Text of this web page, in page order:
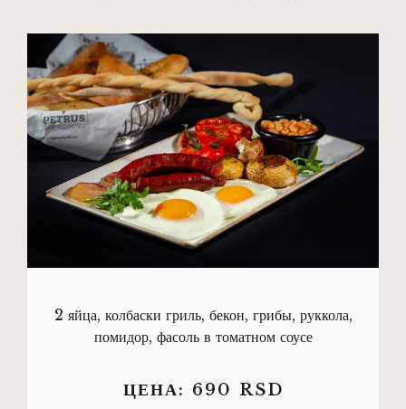
2 яйца, колбаски гриль, бекон, грибы, руккола,
помидор, фасоль в томатном соусе
ЦЕНА: 690 RSD